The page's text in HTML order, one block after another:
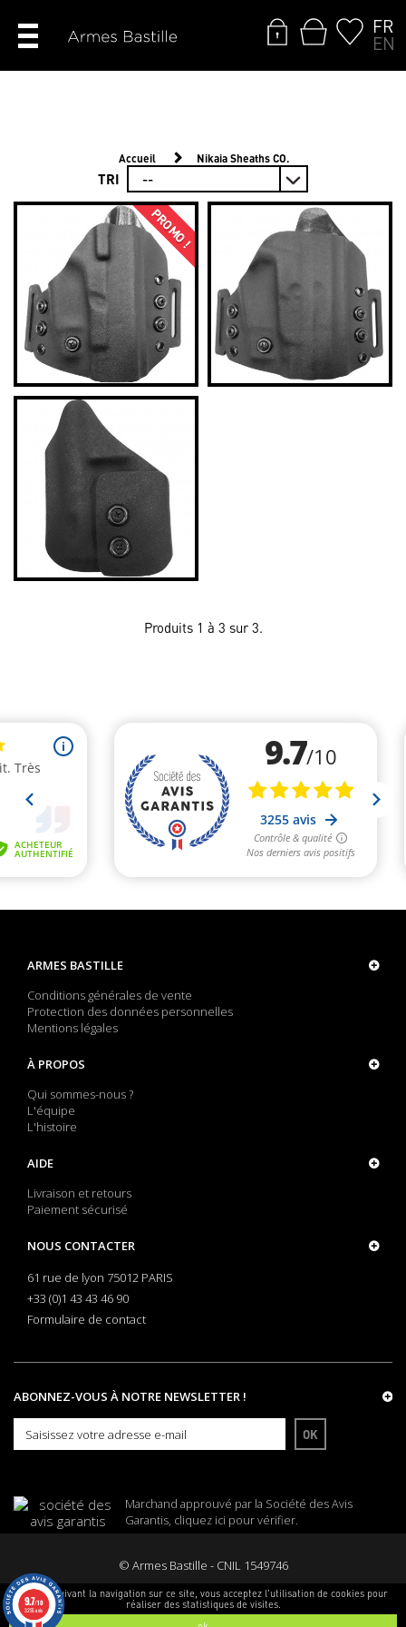
En poursuivant la navigation sur ce site, vous acceptez l'utilisation de cookies pour
réaliser des statistiques de visites.
FR
EN
Accueil Nikaia Sheaths CO.
TRI
PROMO !
Produits 1 à 3 sur 3.
ARMES BASTILLE
Conditions générales de vente
Protection des données personnelles
Mentions légales
À PROPOS
Qui sommes-nous ?
L'équipe
L'histoire
AIDE
Livraison et retours
Paiement sécurisé
NOUS CONTACTER
61 rue de lyon 75012 PARIS
+33 (0)1 43 43 46 90
Formulaire de contact
ABONNEZ-VOUS À NOTRE NEWSLETTER !
OK
Marchand approuvé par la Société des Avis
Garantis, cliquez ici pour vérifier.
© Armes Bastille - CNIL 1549746
9.7/10
3255 avis